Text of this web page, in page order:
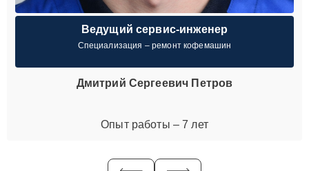
Ведущий сервис-инженер
Специализация – ремонт кофемашин
Дмитрий Сергеевич Петров
Опыт работы – 7 лет